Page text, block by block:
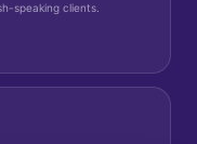
speaking clients.